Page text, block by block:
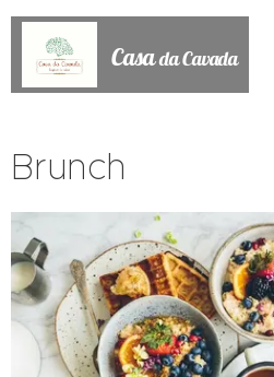
Casada Cavada
Brunch